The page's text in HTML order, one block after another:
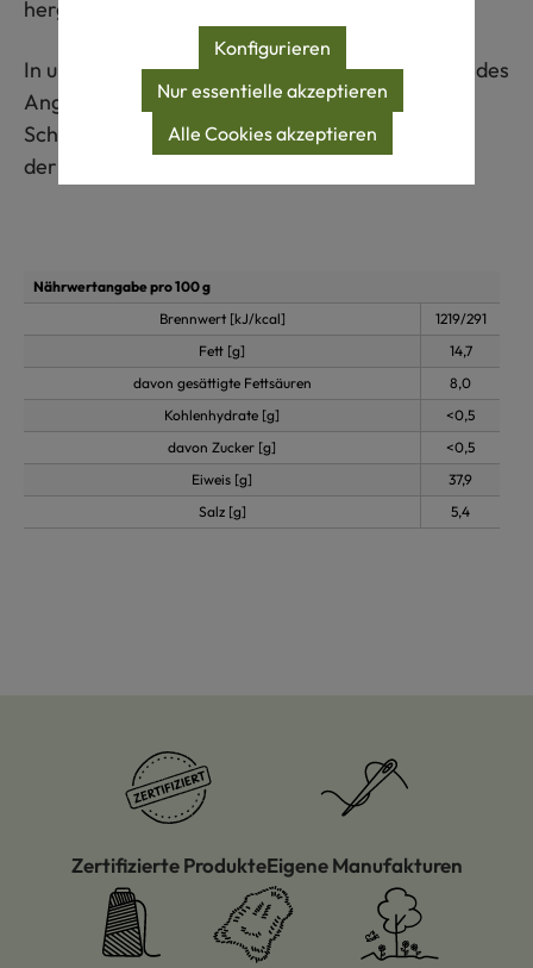
hergestellt.
In unserem Online-Shop finden Sie ein wechselndes
Angebot an weiteren Lamm- und
Schafspezialitäten aus unserer Kooperation mit
der Schäferei Falkenhof.
Nährwertangabe pro 100 g
Brennwert [kJ/kcal]
1219/291
Fett [g]
14,7
davon gesättigte Fettsäuren
8,0
Kohlenhydrate [g]
<0,5
davon Zucker [g]
<0,5
Eiweis [g]
37,9
Salz [g]
5,4
Zertifizierte ProdukteEigene Manufakturen
Nur essentielle akzeptieren
Konfigurieren
Alle Cookies akzeptieren